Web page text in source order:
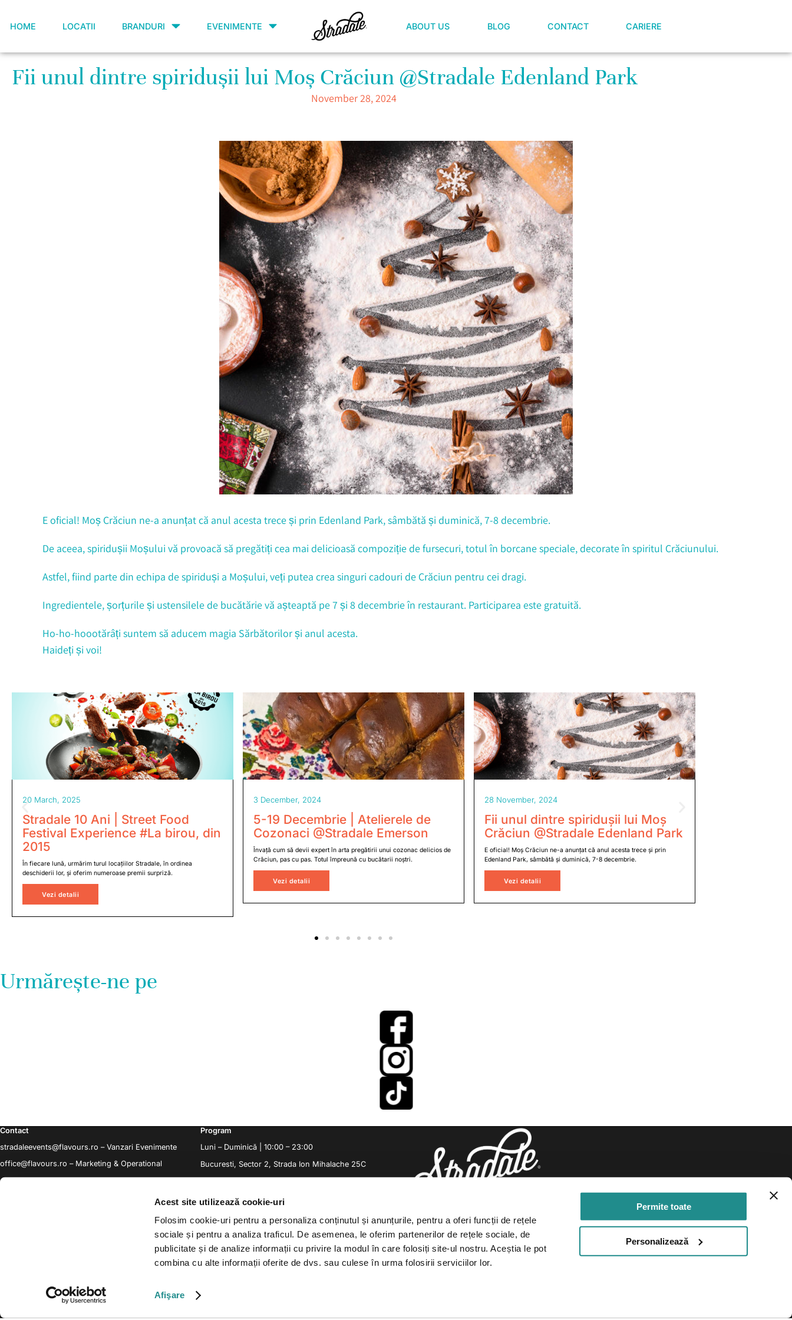
EVENIMENTE PRIVATE
ABOUT US
CONTACT
CARIERE
Acest site utilizează cookie-uri
Folosim cookie-uri pentru a personaliza conținutul și anunțurile, pentru a oferi funcții de rețele
sociale și pentru a analiza traficul. De asemenea, le oferim partenerilor de rețele sociale, de
publicitate și de analize informații cu privire la modul în care folosiți site-ul nostru. Aceștia le pot
combina cu alte informații oferite de dvs. sau culese în urma folosirii serviciilor lor.
Afişare
Permite toate
Personalizează
HOME LOCATII BRANDURI EVENIMENTE ABOUT US BLOG CONTACT CARIERE
Fii unul dintre spiridușii lui Moș Crăciun @Stradale Edenland Park
November 28, 2024
E oficial! Moș Crăciun ne-a anunțat că anul acesta trece și prin Edenland Park, sâmbătă și duminică, 7-8 decembrie.
De aceea, spiridușii Moșului vă provoacă să pregătiți cea mai delicioasă compoziție de fursecuri, totul în borcane speciale, decorate în spiritul Crăciunului.
Astfel, fiind parte din echipa de spiriduși a Moșului, veți putea crea singuri cadouri de Crăciun pentru cei dragi.
Ingredientele, șorțurile și ustensilele de bucătărie vă așteaptă pe 7 și 8 decembrie în restaurant. Participarea este gratuită.
Ho-ho-hoootărâți suntem să aducem magia Sărbătorilor și anul acesta.
Haideți și voi!
20 March, 2025
Stradale 10 Ani | Street Food
Festival Experience #La birou, din
2015
În fiecare lună, urmărim turul locațiilor Stradale, în ordinea
deschiderii lor, și oferim numeroase premii surpriză.
Vezi detalii
3 December, 2024
5-19 Decembrie | Atelierele de
Cozonaci @Stradale Emerson
Învață cum să devii expert în arta pregătirii unui cozonac delicios de
Crăciun, pas cu pas. Totul împreună cu bucătarii noștri.
Vezi detalii
28 November, 2024
Fii unul dintre spiridușii lui Moș
Crăciun @Stradale Edenland Park
E oficial! Moș Crăciun ne-a anunțat că anul acesta trece și prin
Edenland Park, sâmbătă și duminică, 7-8 decembrie.
Vezi detalii
Urmărește-ne pe
Contact
stradaleevents@flavours.ro – Vanzari Evenimente
office@flavours.ro – Marketing & Operational
Program
Luni – Duminică | 10:00 – 23:00
Bucuresti, Sector 2, Strada Ion Mihalache 25C